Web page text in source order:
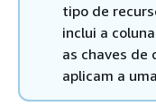
tipo de
inclui a coluna
as chaves de
aplicam a